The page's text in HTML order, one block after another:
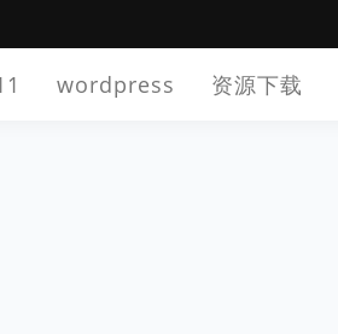
wordpress 资源下载